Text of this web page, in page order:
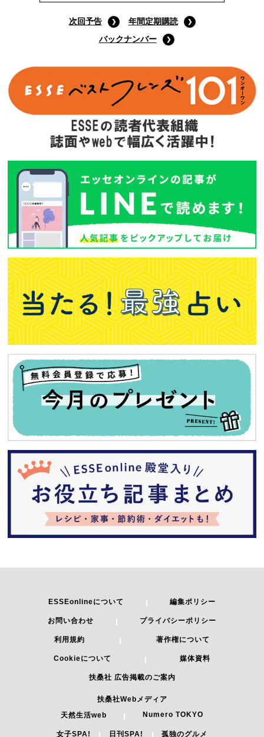
次回予告
年間定期購読
バックナンバー
ESSEonlineについて 編集ポリシー
お問い合わせ プライバシーポリシー
利用規約 著作権について
Cookieについて 媒体資料
扶桑社 広告掲載のご案内
扶桑社Webメディア
天然生活web
Numero TOKYO
女子SPA! 日刊SPA! 孤独のグルメ